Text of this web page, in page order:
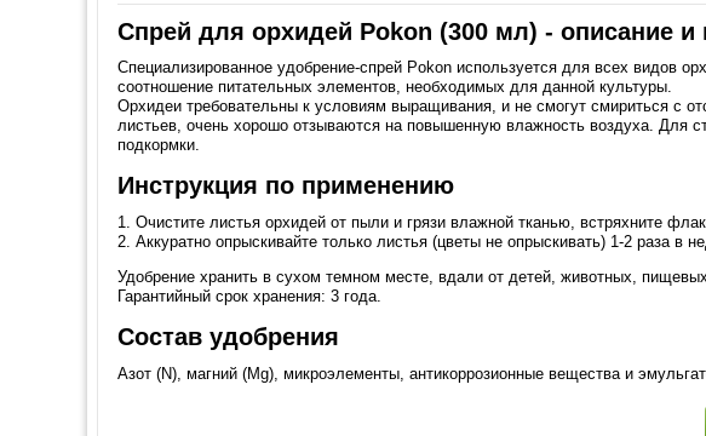
Спрей для орхидей Pokon (300 мл) - описание и
Специализированное удобрение-спрей Pokon используется для всех видов
соотношение питательных элементов, необходимых для данной культуры.
Орхидеи требовательны к условиям выращивания, и не смогут смириться с
листьев, очень хорошо отзываются на повышенную влажность воздуха. Для
подкормки.
Инструкция по применению
1. Очистите листья орхидей от пыли и грязи влажной тканью, встряхните
2. Аккуратно опрыскивайте только листья (цветы не опрыскивать) 1-2 раза
Удобрение хранить в сухом темном месте, вдали от детей, животных,
Гарантийный срок хранения: 3 года.
Состав удобрения
Азот (N), магний (Mg), микроэлементы, антикоррозионные вещества и